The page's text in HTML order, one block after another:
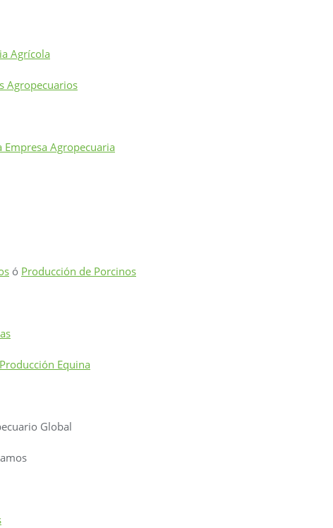
Agrícola
Agropecuarios
Agropecuaria
ó Producción de Porcinos
Producción Equina
Global